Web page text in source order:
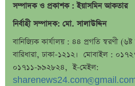
কীভাবে জন্ম নিল ‘৩৬ জুলাই’?
এক পোস্টেই চমকে দিলেন ময়ূখ
‘ভুয়া’ স্লোগানের জবাবে যা বললেন
শেখ হাসিনাকে উদ্দেশ করে যা
সব সম্পত্তি গৃহপরিচারিকার নামে
সম্পাদক ও প্রকাশক : ইয়াসমিন আকতার
নির্বাহী সম্পাদক: মো. সালাউদ্দিন
বানিজ্যিক কার্যালয় : ৪৪ প্রগতি স্বরণী
বারিধারা, ঢাকা-১২১২। মোবাইল :
০১৭১১-৯৯২৮২৪, ই-মেইল: